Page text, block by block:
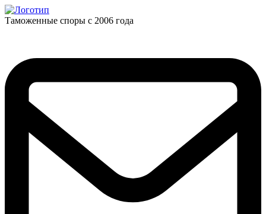
Таможенные споры с 2006 года